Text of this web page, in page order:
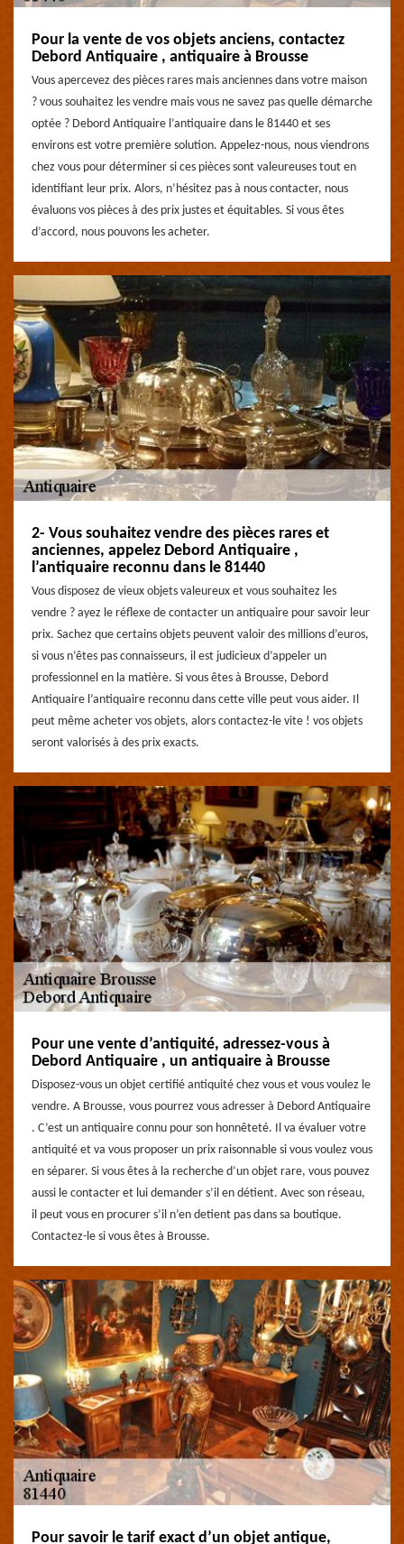
Pour la vente de vos objets anciens, contactez
Debord Antiquaire , antiquaire à Brousse
Vous apercevez des pièces rares mais anciennes dans votre maison
? vous souhaitez les vendre mais vous ne savez pas quelle démarche
optée ? Debord Antiquaire l’antiquaire dans le 81440 et ses
environs est votre première solution. Appelez-nous, nous viendrons
chez vous pour déterminer si ces pièces sont valeureuses tout en
identifiant leur prix. Alors, n’hésitez pas à nous contacter, nous
évaluons vos pièces à des prix justes et équitables. Si vous êtes
d’accord, nous pouvons les acheter.
2- Vous souhaitez vendre des pièces rares et
anciennes, appelez Debord Antiquaire ,
l’antiquaire reconnu dans le 81440
Vous disposez de vieux objets valeureux et vous souhaitez les
vendre ? ayez le réflexe de contacter un antiquaire pour savoir leur
prix. Sachez que certains objets peuvent valoir des millions d’euros,
si vous n’êtes pas connaisseurs, il est judicieux d’appeler un
professionnel en la matière. Si vous êtes à Brousse, Debord
Antiquaire l’antiquaire reconnu dans cette ville peut vous aider. Il
peut même acheter vos objets, alors contactez-le vite ! vos objets
seront valorisés à des prix exacts.
Pour une vente d’antiquité, adressez-vous à
Debord Antiquaire , un antiquaire à Brousse
Disposez-vous un objet certifié antiquité chez vous et vous voulez le
vendre. A Brousse, vous pourrez vous adresser à Debord Antiquaire
. C’est un antiquaire connu pour son honnêteté. Il va évaluer votre
antiquité et va vous proposer un prix raisonnable si vous voulez vous
en séparer. Si vous êtes à la recherche d’un objet rare, vous pouvez
aussi le contacter et lui demander s’il en détient. Avec son réseau,
il peut vous en procurer s’il n’en detient pas dans sa boutique.
Contactez-le si vous êtes à Brousse.
Pour savoir le tarif exact d’un objet antique,